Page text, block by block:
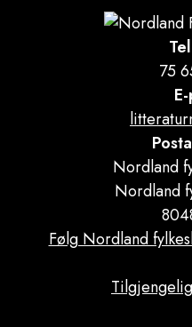
75
Nordland
Nordland
Følg Nordland